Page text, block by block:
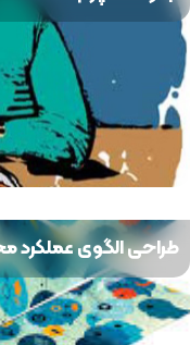
طراحی الگوی